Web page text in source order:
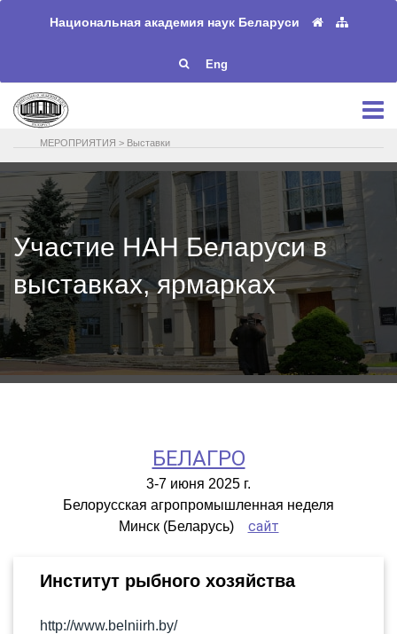
Национальная академия наук Беларуси
Eng
МЕРОПРИЯТИЯ > Выставки
Участие НАН Беларуси в
выставках, ярмарках
БЕЛАГРО
3-7 июня 2025 г.
Белорусская агропромышленная неделя
Минск (Беларусь) сайт
Институт рыбного хозяйства
http://www.belniirh.by/